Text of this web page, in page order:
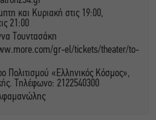
και Κυριακή στις 19:00,
21:00
Τουντασάκη
gr-el/tickets/theater/to-
Πολιτισμού «Ελληνικός Κόσμος»,
Τηλέφωνο: 2122540300